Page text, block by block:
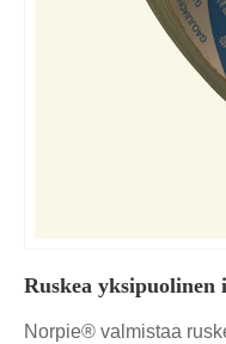
Ruskea
Norpie® valmistaa